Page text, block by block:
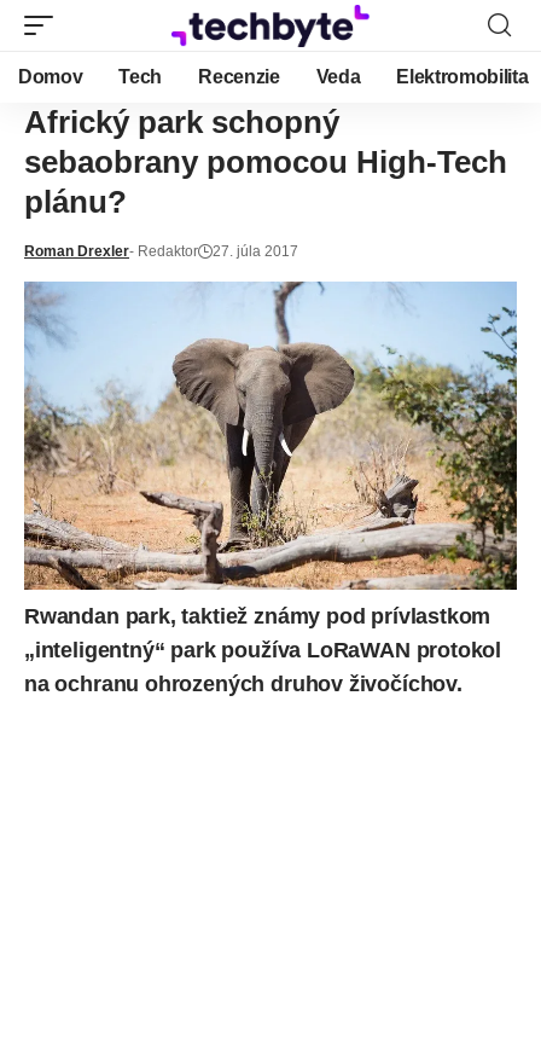
Domov Tech Recenzie Veda Elektromobilita
Africký park schopný
sebaobrany pomocou High-Tech
plánu?
Roman Drexler- Redaktor 27. júla 2017
Rwandan park, taktiež známy pod prívlastkom
„inteligentný“ park používa LoRaWAN protokol
na ochranu ohrozených druhov živočíchov.